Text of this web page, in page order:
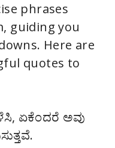
phrases
guiding you
Here are
quotes to
ಏಕೆಂದರೆ ಅವು